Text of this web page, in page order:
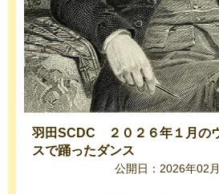
羽田SCDC ２０２６年１月の
スで踊ったダンス
公開日：2026年02